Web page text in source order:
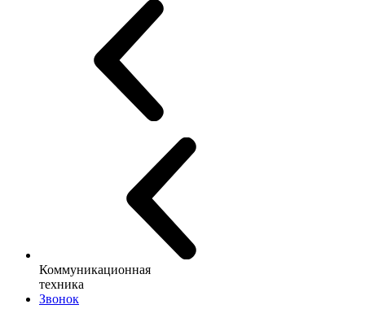
Коммуникационная
техника
Звонок